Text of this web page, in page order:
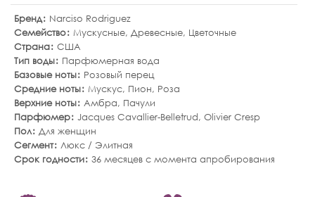
Бренд
Narciso Rodriguez
Семейство Мускусные, Древесные, Цветочные
Страна США
Тип воды
Парфюмерная вода
Базовые ноты
Розовый перец
Средние ноты Мускус, Пион, Роза
Верхние ноты Амбра, Пачули
Парфюмер Jacques Cavallier-Belletrud, Olivier Cresp
Пол Для женщин
Сегмент Люкс / Элитная
Срок годности 36 месяцев с момента апробирования